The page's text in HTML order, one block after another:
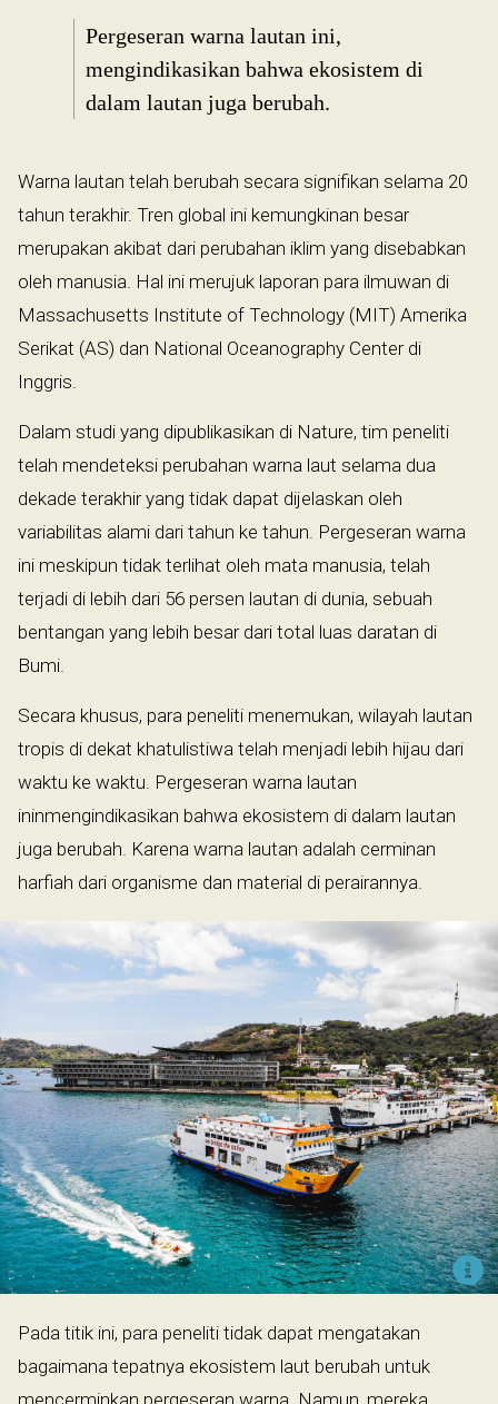
Pergeseran warna lautan ini,
mengindikasikan bahwa ekosistem di
dalam lautan juga berubah.
Warna lautan telah berubah secara signifikan selama 20
tahun terakhir. Tren global ini kemungkinan besar
merupakan akibat dari perubahan iklim yang disebabkan
oleh manusia. Hal ini merujuk laporan para ilmuwan di
Massachusetts Institute of Technology (MIT) Amerika
Serikat (AS) dan National Oceanography Center di
Inggris.
Dalam studi yang dipublikasikan di Nature, tim peneliti
telah mendeteksi perubahan warna laut selama dua
dekade terakhir yang tidak dapat dijelaskan oleh
variabilitas alami dari tahun ke tahun. Pergeseran warna
ini meskipun tidak terlihat oleh mata manusia, telah
terjadi di lebih dari 56 persen lautan di dunia, sebuah
bentangan yang lebih besar dari total luas daratan di
Bumi.
Secara khusus, para peneliti menemukan, wilayah lautan
tropis di dekat khatulistiwa telah menjadi lebih hijau dari
waktu ke waktu. Pergeseran warna lautan
ininmengindikasikan bahwa ekosistem di dalam lautan
juga berubah. Karena warna lautan adalah cerminan
harfiah dari organisme dan material di perairannya.
Pada titik ini, para peneliti tidak dapat mengatakan
bagaimana tepatnya ekosistem laut berubah untuk